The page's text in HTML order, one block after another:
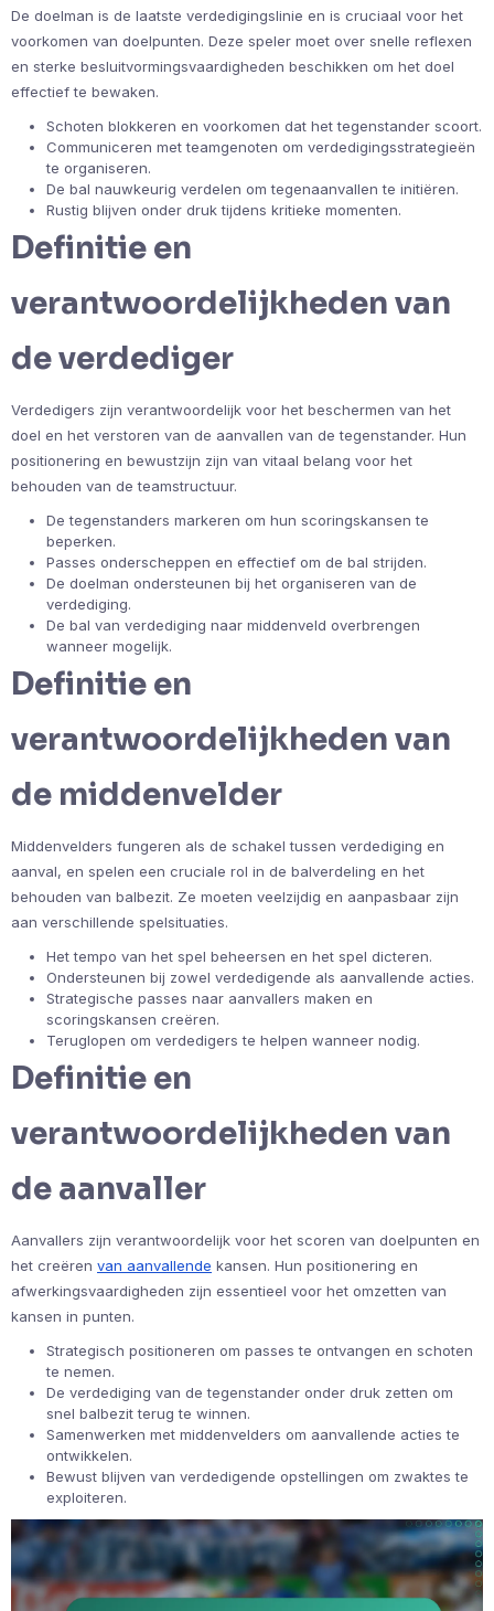
De doelman is de laatste verdedigingslinie en is cruciaal voor het
voorkomen van doelpunten. Deze speler moet over snelle reflexen
en sterke besluitvormingsvaardigheden beschikken om het doel
effectief te bewaken.
Schoten blokkeren en voorkomen dat het tegenstander scoort.
Communiceren met teamgenoten om verdedigingsstrategieën
te organiseren.
De bal nauwkeurig verdelen om tegenaanvallen te initiëren.
Rustig blijven onder druk tijdens kritieke momenten.
Definitie en
verantwoordelijkheden van
de verdediger
Verdedigers zijn verantwoordelijk voor het beschermen van het
doel en het verstoren van de aanvallen van de tegenstander. Hun
positionering en bewustzijn zijn van vitaal belang voor het
behouden van de teamstructuur.
De tegenstanders markeren om hun scoringskansen te
beperken.
Passes onderscheppen en effectief om de bal strijden.
De doelman ondersteunen bij het organiseren van de
verdediging.
De bal van verdediging naar middenveld overbrengen
wanneer mogelijk.
Definitie en
verantwoordelijkheden van
de middenvelder
Middenvelders fungeren als de schakel tussen verdediging en
aanval, en spelen een cruciale rol in de balverdeling en het
behouden van balbezit. Ze moeten veelzijdig en aanpasbaar zijn
aan verschillende spelsituaties.
Het tempo van het spel beheersen en het spel dicteren.
Ondersteunen bij zowel verdedigende als aanvallende acties.
Strategische passes naar aanvallers maken en
scoringskansen creëren.
Teruglopen om verdedigers te helpen wanneer nodig.
Definitie en
verantwoordelijkheden van
de aanvaller
Aanvallers zijn verantwoordelijk voor het scoren van doelpunten en
het creëren van aanvallende kansen. Hun positionering en
afwerkingsvaardigheden zijn essentieel voor het omzetten van
kansen in punten.
Strategisch positioneren om passes te ontvangen en schoten
te nemen.
De verdediging van de tegenstander onder druk zetten om
snel balbezit terug te winnen.
Samenwerken met middenvelders om aanvallende acties te
ontwikkelen.
Bewust blijven van verdedigende opstellingen om zwaktes te
exploiteren.